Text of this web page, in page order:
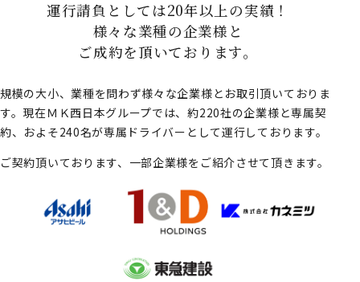
運行請負としては20年以上の実績！
様々な業種の企業様と
ご成約を頂いております。
規模の大小、業種を問わず様々な企業様とお取引頂いておりま
す。現在ＭＫ西日本グループでは、約220社の企業様と専属契
約、およそ240名が専属ドライバーとして運行しております。
ご契約頂いております、一部企業様をご紹介させて頂きます。